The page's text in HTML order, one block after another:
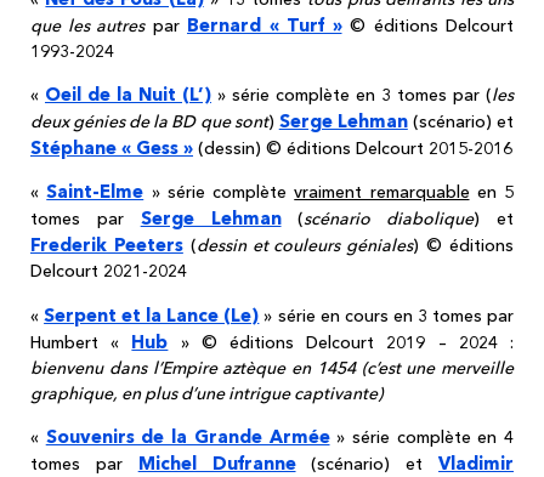
que les autrespar Bernard « Turf »© éditions Delcourt
1993-2024
« Oeil de la Nuit (L’) » série complète en 3 tomes par (les
deux génies de la BD que sont) Serge Lehman(scénario) et
Stéphane « Gess » (dessin) © éditions Delcourt 2015-2016
«Saint-Elme » série complètevraiment remarquable en 5
tomes par Serge Lehman(scénario diabolique) et
Frederik Peeters(dessin et couleurs géniales) © éditions
Delcourt 2021-2024
«Serpent et la Lance (Le) » série en cours en 3 tomes par
Humbert « Hub » © éditions Delcourt 2019 – 2024 :
bienvenu dans l’Empire aztèque en 1454 (c’est une merveille
graphique, en plus d’une intrigue captivante)
« Souvenirs de la Grande Armée» série complète en 4
tomes par Michel Dufranne(scénario) etVladimir